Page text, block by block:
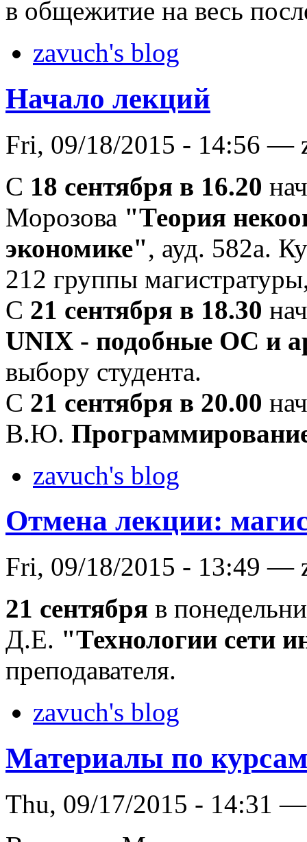
в общежитие на весь
zavuch's blog
Начало лекций
Fri, 09/18/2015 - 14:56 —
С 18 сентября в 16.20
Морозова "Теория
экономике", ауд. 582a.
212 группы
C 21 сентября в 18.30
UNIX - подобные ОС и
выбору студента.
C 21 сентября в 20.00
В.Ю.
zavuch's blog
Отмена лекции:
Fri, 09/18/2015 - 13:49 —
21 сентября в
Д.Е. "Технологии сети
преподавателя.
zavuch's blog
Материалы по
Thu, 09/17/2015 - 14:31